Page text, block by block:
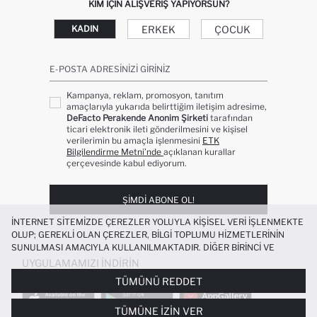
ATOLYEWOLF X DEFACTO ERKEK SIYAH
KIM IÇIN ALIŞVERIŞ YAPIYORSUN?
KADIN ERKEK ÇOCUK
E-POSTA ADRESINIZI GIRINIZ
Kampanya, reklam, promosyon, tanıtım
amaçlarıyla yukarıda belirttiğim iletişim adresime,
DeFacto Perakende Anonim Şirketi tarafından
ticari elektronik ileti gönderilmesini ve kişisel
verilerimin bu amaçla işlenmesini ETK
Bilgilendirme Metni’nde açıklanan kurallar
çerçevesinde kabul ediyorum.
ŞIMDI ABONE OL!
UYGULAMAMIZI İNDIRIN
İNTERNET SITEMIZDE ÇEREZLER YOLUYLA KIŞISEL VERI IŞLENMEKTE
OLUP; GEREKLI OLAN ÇEREZLER, BILGI TOPLUMU HIZMETLERININ
SUNULMASI AMACIYLA KULLANILMAKTADIR. DIĞER BIRINCI VE
ÜÇÜNCÜ TARAF ÇEREZLER ISE SIZE DAHA IYI BIR ALIŞVERIŞ
DENEYIMI SUNULABILMESI, SITEMIZIN DAHA IŞLEVSEL KILINMASI VE
KIŞISELLEŞTIRMESI VE AÇIK RIZA VERMENIZ HALINDE, SIZLERE
YÖNELIK PAZARLAMA FAALIYETLERININ YAPILMASI AMAÇLARIYLA
SINIRLI OLARAK KULLANILACAKTIR. ÇEREZLERE DAIR TERCIHLERINIZI
TÜMÜNÜ REDDET
TÜMÜNE İZIN VER